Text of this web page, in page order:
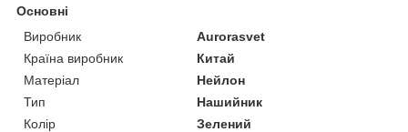
Основні
Виробник
Аurorasvet
Країна виробник
Китай
Матеріал
Нейлон
Тип
Нашийник
Колір
Зелений